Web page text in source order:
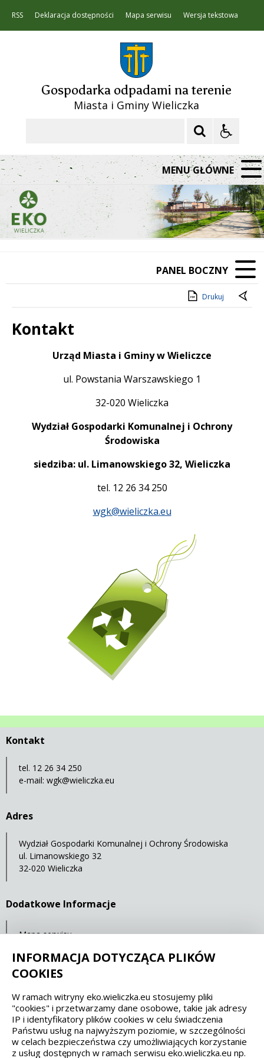
RSS Deklaracja dostępności Mapa serwisu Wersja tekstowa
Gospodarka odpadami na terenie
Miasta i Gminy Wieliczka
MENU GŁÓWNE
PANEL BOCZNY
Drukuj
Kontakt
Urząd Miasta i Gminy w Wieliczce
ul. Powstania Warszawskiego 1
32-020 Wieliczka
Wydział Gospodarki Komunalnej i Ochrony
Środowiska
siedziba: ul. Limanowskiego 32, Wieliczka
tel. 12 26 34 250
wgk@wieliczka.eu
Kontakt
tel. 12 26 34 250
e-mail: wgk@wieliczka.eu
Adres
Wydział Gospodarki Komunalnej i Ochrony Środowiska
ul. Limanowskiego 32
32-020 Wieliczka
Dodatkowe Informacje
Mapa serwisu
Statystyki oglądalności
Spełniamy standardy dostępności oraz W3C
WCAG 2.1 SECTION 508 EAA/EN 301549
IS 5568
INFORMACJA DOTYCZĄCA PLIKÓW
COOKIES
W ramach witryny eko.wieliczka.eu stosujemy pliki
"cookies" i przetwarzamy dane osobowe, takie jak adresy
IP i identyfikatory plików cookies w celu świadczenia
Państwu usług na najwyższym poziomie, w szczególności
w celach bezpieczeństwa czy umożliwiających korzystanie
z usług dostępnych w ramach serwisu eko.wieliczka.eu np.